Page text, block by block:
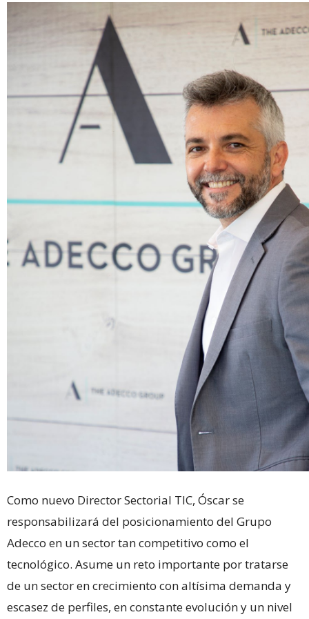
Como nuevo Director Sectorial TIC, Óscar se
responsabilizará del posicionamiento del Grupo
Adecco en un sector tan competitivo como el
tecnológico. Asume un reto importante por tratarse
de un sector en crecimiento con altísima demanda y
escasez de perfiles, en constante evolución y un nivel